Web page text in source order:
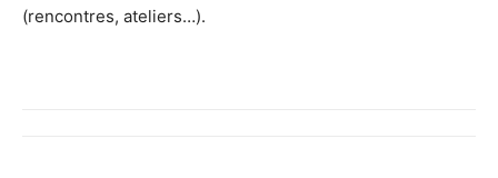
(rencontres, ateliers…).